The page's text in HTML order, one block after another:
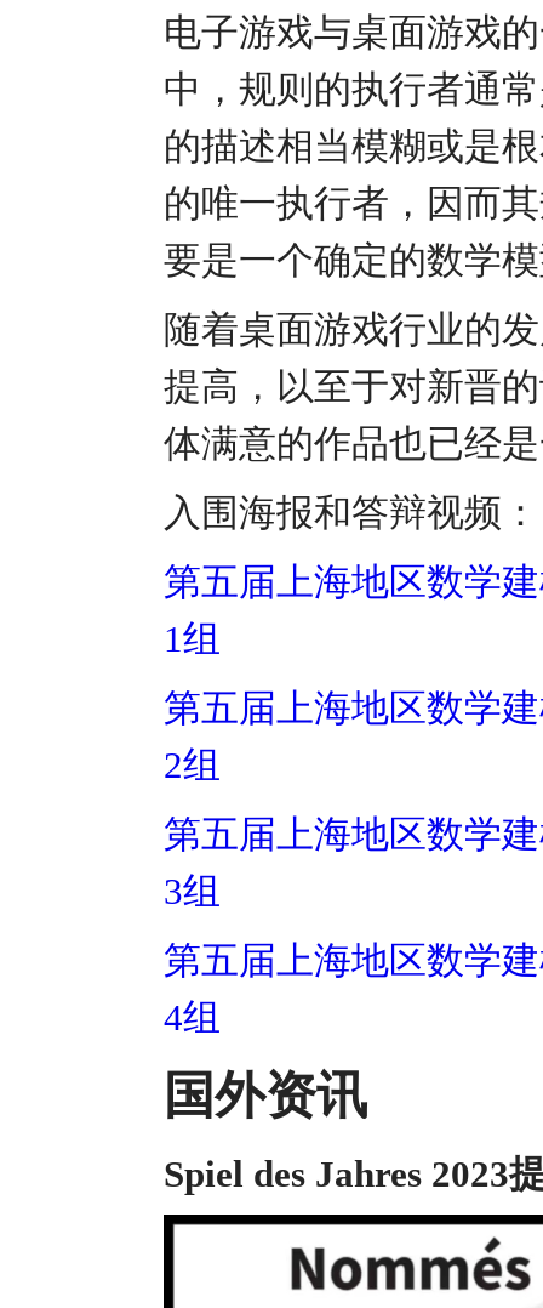
电子游戏与桌面游戏
中，规则的执行者通
的描述相当模糊或是
的唯一执行者，因而
要是一个确定的数学
随着桌面游戏行业的
提高，以至于对新晋
体满意的作品也已经
入围海报和答辩视频：
第五届上海地区数学
1组
第五届上海地区数学
2组
第五届上海地区数学
3组
第五届上海地区数学
4组
国外资讯
Spiel des Jahres 2023